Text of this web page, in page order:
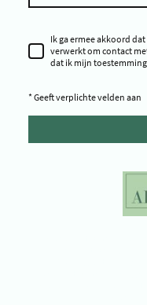
Ik ga ermee akkoord
verwerkt om contact
dat ik mijn
* Geeft verplichte velden aan